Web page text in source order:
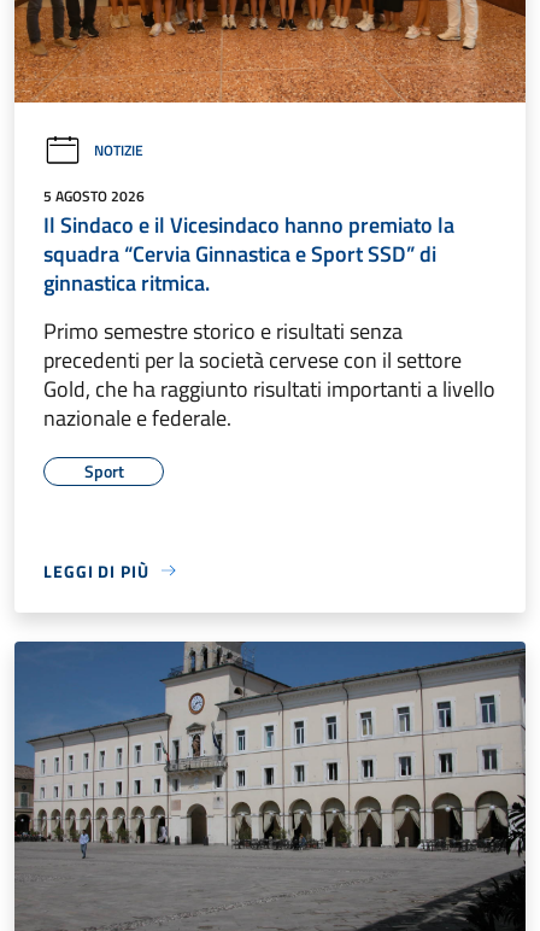
NOTIZIE
5 AGOSTO 2026
Il Sindaco e il Vicesindaco hanno premiato la
squadra “Cervia Ginnastica e Sport SSD” di
ginnastica ritmica.
Primo semestre storico e risultati senza
precedenti per la società cervese con il settore
Gold, che ha raggiunto risultati importanti a livello
nazionale e federale.
Sport
LEGGI DI PIÙ